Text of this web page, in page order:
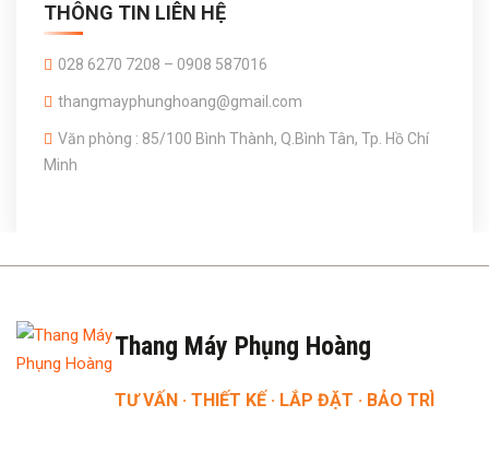
THÔNG TIN LIÊN HỆ
028 6270 7208 – 0908 587016
thangmayphunghoang@gmail.com
Văn phòng : 85/100 Bình Thành, Q.Bình Tân, Tp. Hồ Chí
Minh
Thang Máy Phụng Hoàng
TƯ VẤN · THIẾT KẾ · LẮP ĐẶT · BẢO TRÌ